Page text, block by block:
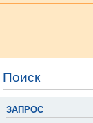
Поиск
ЗАПРОС